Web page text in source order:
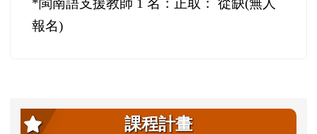
*閩南語支援教師 1 名：正取： 從缺(無人
報名)
左邊區域內容
課程計畫